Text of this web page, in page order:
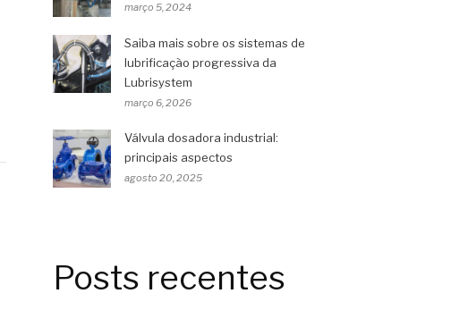
março 5, 2024
Saiba mais sobre os sistemas de
lubrificação progressiva da
Lubrisystem
março 6, 2026
Válvula dosadora industrial:
principais aspectos
agosto 20, 2025
Posts recentes